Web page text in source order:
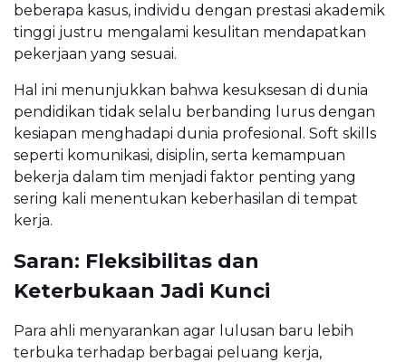
beberapa kasus, individu dengan prestasi akademik
tinggi justru mengalami kesulitan mendapatkan
pekerjaan yang sesuai.
Hal ini menunjukkan bahwa kesuksesan di dunia
pendidikan tidak selalu berbanding lurus dengan
kesiapan menghadapi dunia profesional. Soft skills
seperti komunikasi, disiplin, serta kemampuan
bekerja dalam tim menjadi faktor penting yang
sering kali menentukan keberhasilan di tempat
kerja.
Saran: Fleksibilitas dan
Keterbukaan Jadi Kunci
Para ahli menyarankan agar lulusan baru lebih
terbuka terhadap berbagai peluang kerja,